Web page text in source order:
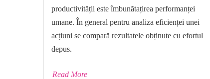
productivității este îmbunătațirea performanței
umane. În general pentru analiza eficienței unei
acțiuni se compară rezultatele obținute cu efortul
depus.
Read More